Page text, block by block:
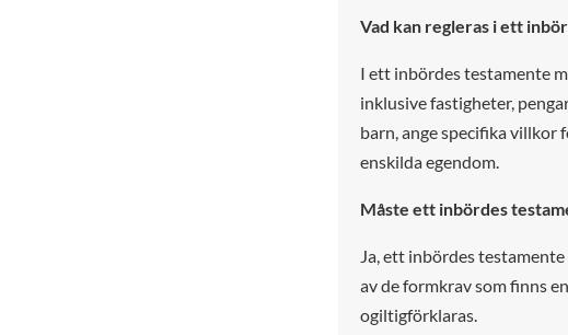
Vad kan regleras i ett
I ett inbördes testamente
inklusive fastigheter,
barn, ange specifika villkor
enskilda egendom.
Måste ett inbördes
Ja, ett inbördes
av de formkrav som finns
ogiltigförklaras.